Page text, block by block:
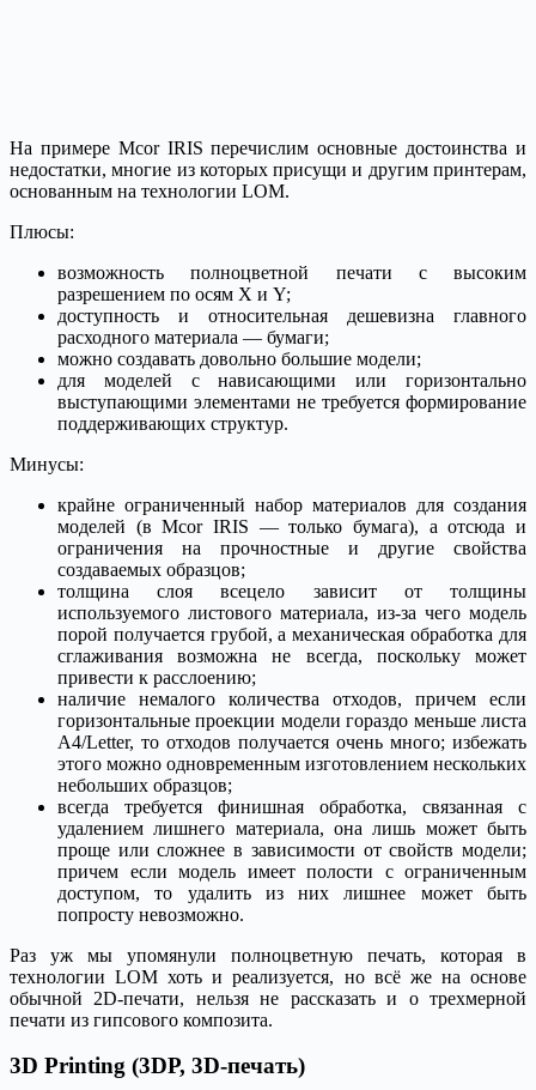
На примере Mcor IRIS перечислим основные достоинства и
недостатки, многие из которых присущи и другим принтерам,
основанным на технологии LOM.
Плюсы:
возможность полноцветной печати с высоким
разрешением по осям X и Y;
доступность и относительная дешевизна главного
расходного материала — бумаги;
можно создавать довольно большие модели;
для моделей с нависающими или горизонтально
выступающими элементами не требуется формирование
поддерживающих структур.
Минусы:
крайне ограниченный набор материалов для создания
моделей (в Mcor IRIS — только бумага), а отсюда и
ограничения на прочностные и другие свойства
создаваемых образцов;
толщина слоя всецело зависит от толщины
используемого листового материала, из-за чего модель
порой получается грубой, а механическая обработка для
сглаживания возможна не всегда, поскольку может
привести к расслоению;
наличие немалого количества отходов, причем если
горизонтальные проекции модели гораздо меньше листа
А4/Letter, то отходов получается очень много; избежать
этого можно одновременным изготовлением нескольких
небольших образцов;
всегда требуется финишная обработка, связанная с
удалением лишнего материала, она лишь может быть
проще или сложнее в зависимости от свойств модели;
причем если модель имеет полости с ограниченным
доступом, то удалить из них лишнее может быть
попросту невозможно.
Раз уж мы упомянули полноцветную печать, которая в
технологии LOM хоть и реализуется, но всё же на основе
обычной 2D-печати, нельзя не рассказать и о трехмерной
печати из гипсового композита.
3D Printing (3DP, 3D-печать)